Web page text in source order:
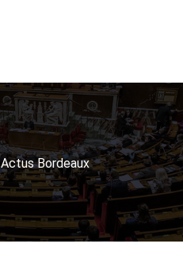
Actus Bordeaux